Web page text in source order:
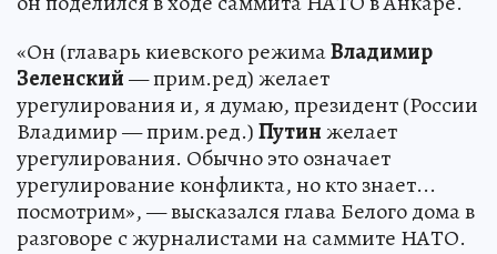
«Он (главарь киевского режимаВладимир
Зеленский— прим.ред) желает
урегулирования и, я думаю, президент (России
Владимир — прим.ред.)Путинжелает
урегулирования. Обычно это означает
урегулирование конфликта, но кто знает...
посмотрим», — высказался глава Белого дома в
разговоре с журналистами на саммите НАТО.